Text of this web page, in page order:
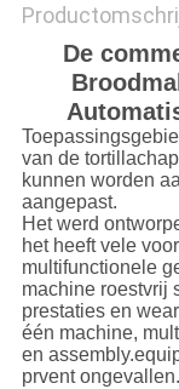
De
van de
kunnen worden
aangepast.
Het werd
het heeft vele
multifunctionele
machine roestvrij
prestaties en
één machine,
en
prvent ongevallen.